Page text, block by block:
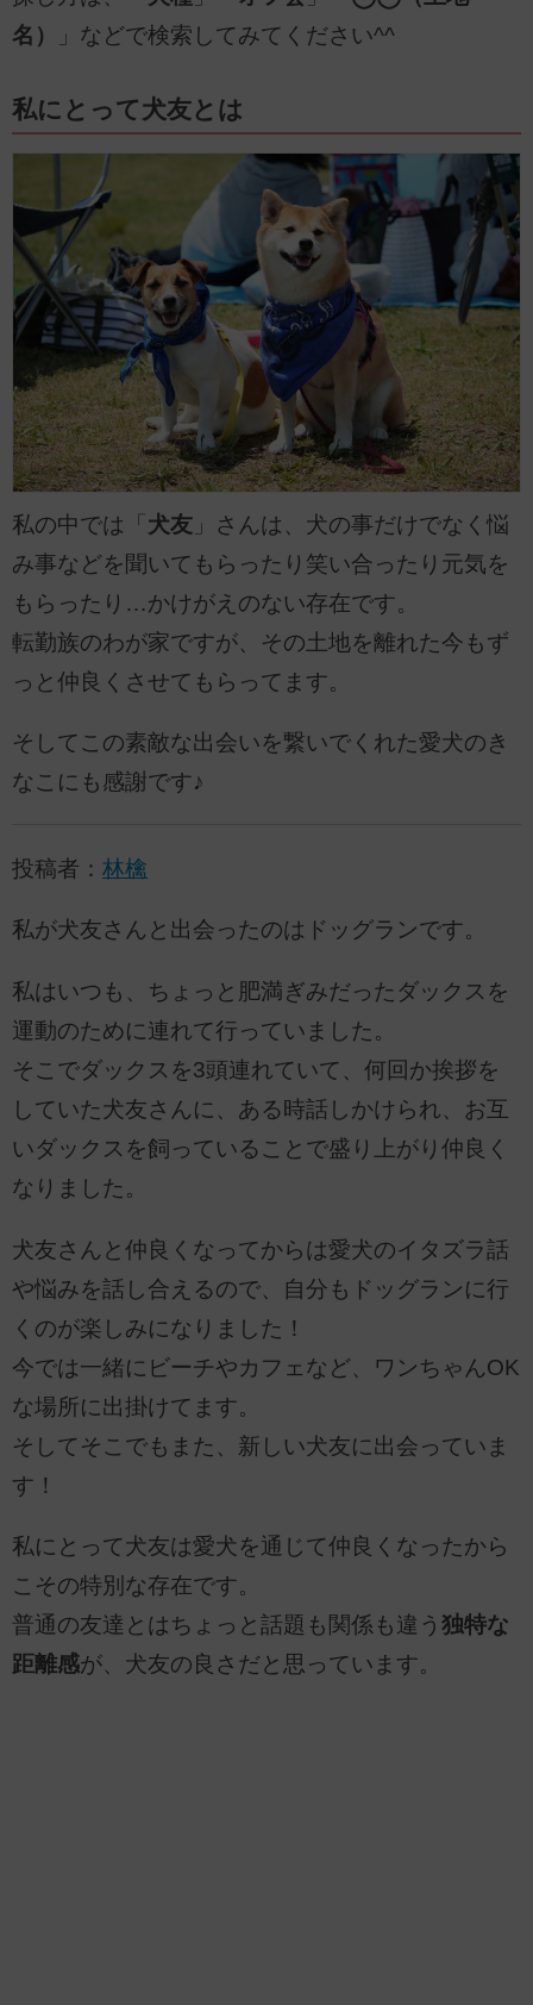
名）
」などで検索してみてください^^
私にとって犬友とは
私の中では「 犬友 」さんは、犬の事だけでなく悩
み事などを聞いてもらったり笑い合ったり元気を
もらったり…かけがえのない存在です。
転勤族のわが家ですが、その土地を離れた今もず
っと仲良くさせてもらってます。
そしてこの素敵な出会いを繋いでくれた愛犬のき
なこにも感謝です♪
投稿者： 林檎
私が犬友さんと出会ったのはドッグランです。
私はいつも、ちょっと肥満ぎみだったダックスを
運動のために連れて行っていました。
そこでダックスを3頭連れていて、何回か挨拶を
していた犬友さんに、ある時話しかけられ、お互
いダックスを飼っていることで盛り上がり仲良く
なりました。
犬友さんと仲良くなってからは愛犬のイタズラ話
や悩みを話し合えるので、自分もドッグランに行
くのが楽しみになりました！
今では一緒にビーチやカフェなど、ワンちゃんOK
な場所に出掛けてます。
そしてそこでもまた、新しい犬友に出会っていま
す！
私にとって犬友は愛犬を通じて仲良くなったから
こその特別な存在です。
普通の友達とはちょっと話題も関係も違う 独特な
距離感が、犬友の良さだと思っています。